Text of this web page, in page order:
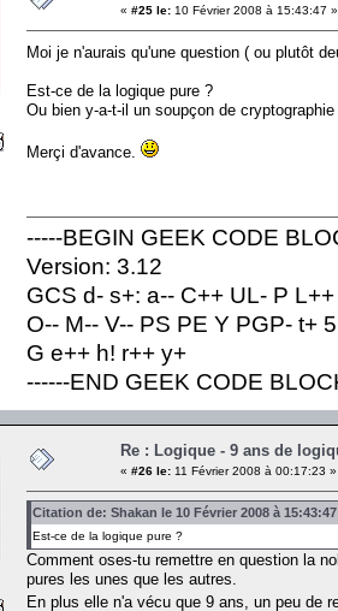
« #25 le: 10 Février 2008 à 15:43:47 »
Moi je n'aurais qu'une question ( ou plutôt
Est-ce de la logique pure ?
Ou bien y-a-t-il un soupçon de
Merçi d'avance.
-----BEGIN GEEK CODE
Version: 3.12
GCS d- s+: a-- C++ UL- P
O-- M-- V-- PS PE Y PGP- t+
G e++ h! r++ y+
------END GEEK CODE
Re : Logique - 9 ans de
« #26 le: 11 Février 2008 à 00:17:23 »
Citation de: Shakan le 10 Février 2008 à 15:43:47
Est-ce de la logique pure ?
Comment oses-tu remettre en question la
pures les unes que les autres.
En plus elle n'a vécu que 9 ans, un peu de